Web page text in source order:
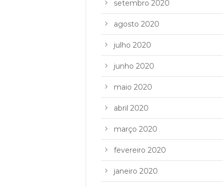
setembro 2020
agosto 2020
julho 2020
junho 2020
maio 2020
abril 2020
março 2020
fevereiro 2020
janeiro 2020